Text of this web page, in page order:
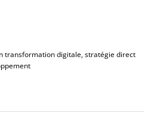
transformation digitale, stratégie direct